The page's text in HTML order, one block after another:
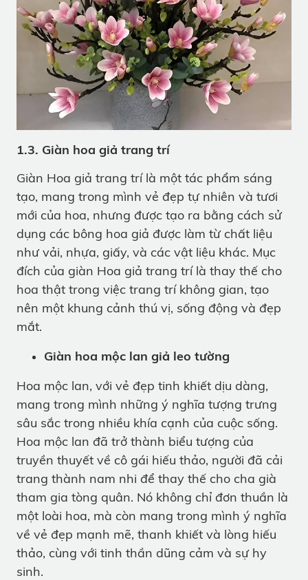
1.3. Giàn hoa giả trang trí
Giàn Hoa giả trang trí là một tác phẩm sáng
tạo, mang trong mình vẻ đẹp tự nhiên và tươi
mới của hoa, nhưng được tạo ra bằng cách sử
dụng các bông hoa giả được làm từ chất liệu
như vải, nhựa, giấy, và các vật liệu khác. Mục
đích của giàn Hoa giả trang trí là thay thế cho
hoa thật trong việc trang trí không gian, tạo
nên một khung cảnh thú vị, sống động và đẹp
mắt.
Giàn hoa mộc lan giả leo tường
Hoa mộc lan, với vẻ đẹp tinh khiết dịu dàng,
mang trong mình những ý nghĩa tượng trưng
sâu sắc trong nhiều khía cạnh của cuộc sống.
Hoa mộc lan đã trở thành biểu tượng của
truyền thuyết về cô gái hiếu thảo, người đã cải
trang thành nam nhi để thay thế cho cha già
tham gia tòng quân. Nó không chỉ đơn thuần là
một loài hoa, mà còn mang trong mình ý nghĩa
về vẻ đẹp mạnh mẽ, thanh khiết và lòng hiếu
thảo, cùng với tinh thần dũng cảm và sự hy
sinh.